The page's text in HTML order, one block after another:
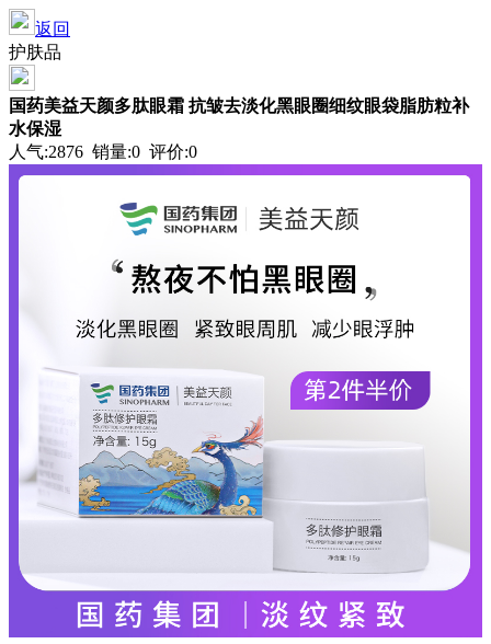
返回
护肤品
国药美益天颜多肽眼霜 抗皱去淡化黑眼圈细纹眼袋脂肪粒补
水保湿
人气:2876 销量:0 评价:0